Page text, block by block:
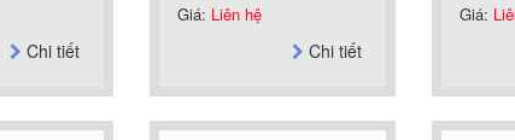
Chi tiết
Giá: Liên hệ
Chi tiết
Giá: